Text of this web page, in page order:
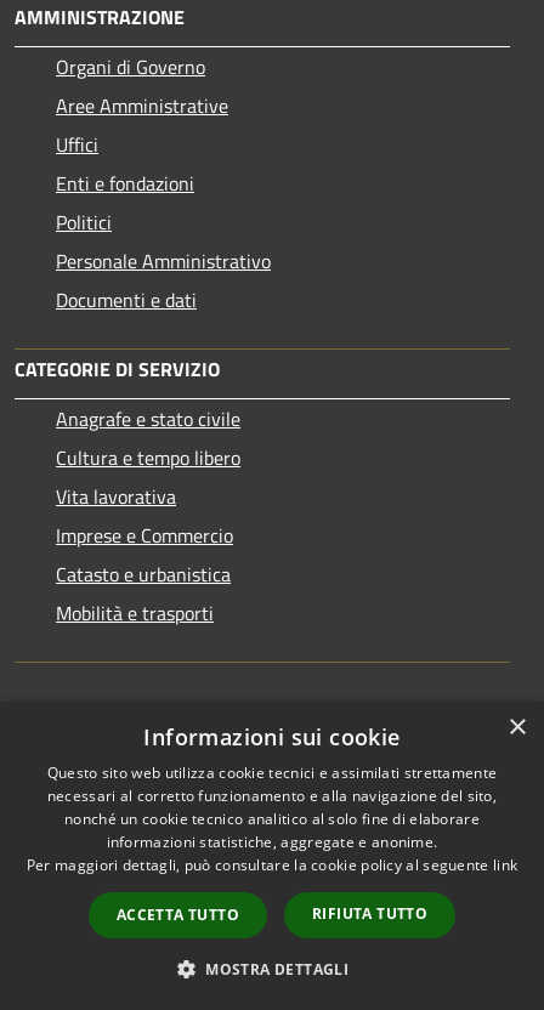
AMMINISTRAZIONE
Organi di Governo
Aree Amministrative
Uffici
Enti e fondazioni
Politici
Personale Amministrativo
Documenti e dati
CATEGORIE DI SERVIZIO
Anagrafe e stato civile
Cultura e tempo libero
Vita lavorativa
Imprese e Commercio
Catasto e urbanistica
Mobilità e trasporti
Educazione e formazione
Giustizia e sicurezza pubblica
Tributi,finanze e contravvenzioni
Ambiente
Salute, benessere e assistenza
Autorizzazioni
×
Informazioni sui cookie
Questo sito web utilizza cookie tecnici e assimilati strettamente
necessari al corretto funzionamento e alla navigazione del sito,
nonché un cookie tecnico analitico al solo fine di elaborare
informazioni statistiche, aggregate e anonime.
Per maggiori dettagli, può consultare la cookie policy al seguente link
ACCETTA TUTTO RIFIUTA TUTTO
MOSTRA DETTAGLI